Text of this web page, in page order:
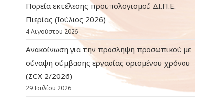
Πορεία εκτέλεσης προϋπολογισμού ΔΙ.Π.Ε.
Πιερίας (Ιούλιος 2026)
4 Αυγούστου 2026
Ανακοίνωση για την πρόσληψη προσωπικού με
σύναψη σύμβασης εργασίας ορισμένου χρόνου
(ΣΟΧ 2/2026)
29 Ιουλίου 2026